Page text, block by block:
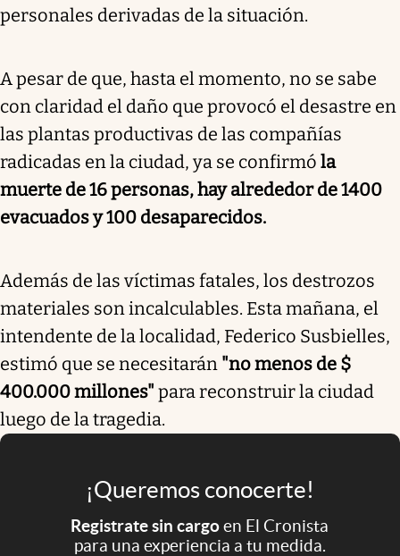
personales derivadas de la situación.
A pesar de que, hasta el momento, no se sabe
con claridad el daño que provocó el desastre en
las plantas productivas de las compañías
radicadas en la ciudad, ya se confirmó la
muerte de 16 personas, hay alrededor de 1400
evacuados y 100 desaparecidos.
Además de las víctimas fatales, los destrozos
materiales son incalculables. Esta mañana, el
intendente de la localidad, Federico Susbielles,
estimó que se necesitarán "no menos de $
400.000 millones" para reconstruir la ciudad
luego de la tragedia.
¡Queremos conocerte!
Registrate sin cargoen El Cronista
para una experiencia a tu medida.